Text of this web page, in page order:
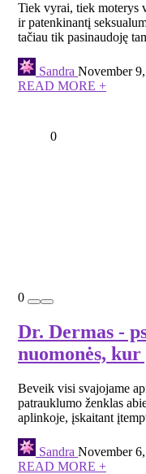
Tiek vyrai, tiek moterys
ir patenkinantį
tačiau tik pasinaudoję
Sandra November
READ MORE +
0
0
Dr. Dermas -
nuomonės,
Beveik visi svajojame
patrauklumo ženklas
aplinkoje, įskaitant
Sandra November
READ MORE +